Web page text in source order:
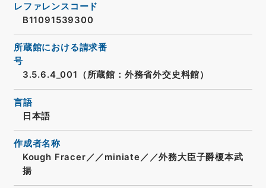
レファレンスコード
B11091539300
所蔵館における請求番
号
3.5.6.4_001（所蔵館：外務省外交史料館）
言語
日本語
作成者名称
Kough Fracer／／miniate／／外務大臣子爵榎本武
揚